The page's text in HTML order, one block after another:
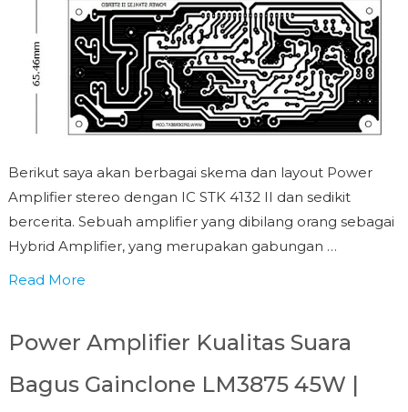
Berikut saya akan berbagai skema dan layout Power
Amplifier stereo dengan IC STK 4132 II dan sedikit
bercerita. Sebuah amplifier yang dibilang orang sebagai
Hybrid Amplifier, yang merupakan gabungan …
Read More
Power Amplifier Kualitas Suara
Bagus Gainclone LM3875 45W |